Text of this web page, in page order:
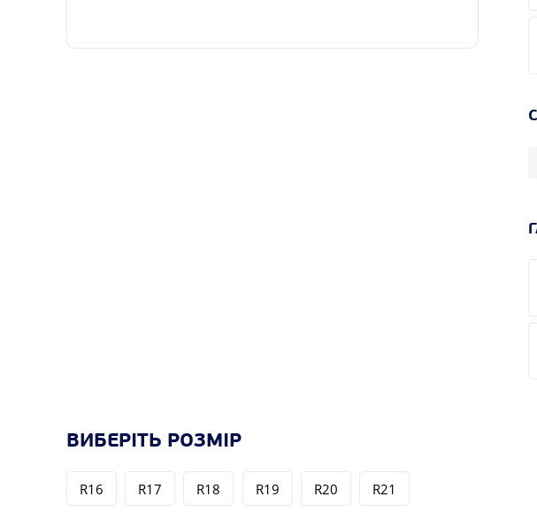
ВИБЕРІТЬ РОЗМІР
R16 R17 R18 R19 R20 R21